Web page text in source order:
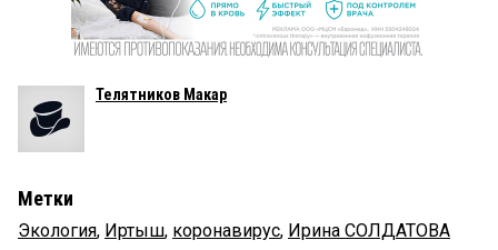
Телятников Макар
Метки
Экология, Иртыш, коронавирус, Ирина СОЛДАТОВА